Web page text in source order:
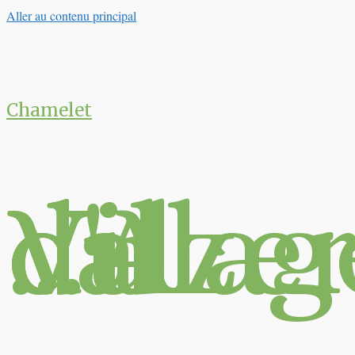
Aller au contenu principal
Chamelet
Village du Val d'Azergues …